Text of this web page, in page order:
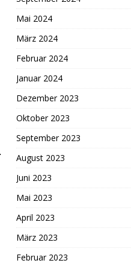
Mai 2024
März 2024
Februar 2024
Januar 2024
Dezember 2023
Oktober 2023
September 2023
August 2023
Juni 2023
Mai 2023
April 2023
März 2023
Februar 2023